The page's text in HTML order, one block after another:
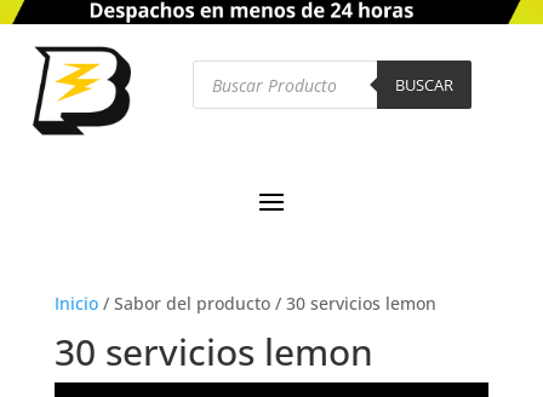
Búsqueda
productos
BUSCAR
Inicio/ Sabor del producto/ 30 servicios lemon
30 servicios lemon